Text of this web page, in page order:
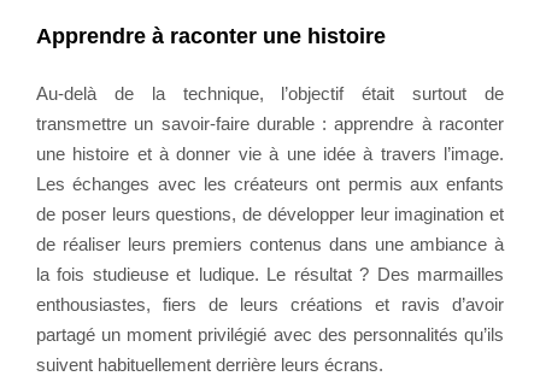
Apprendre à raconter une histoire
Au-delà de la technique, l’objectif était surtout de
transmettre un savoir-faire durable : apprendre à raconter
une histoire et à donner vie à une idée à travers l’image.
Les échanges avec les créateurs ont permis aux enfants
de poser leurs questions, de développer leur imagination et
de réaliser leurs premiers contenus dans une ambiance à
la fois studieuse et ludique. Le résultat ? Des marmailles
enthousiastes, fiers de leurs créations et ravis d’avoir
partagé un moment privilégié avec des personnalités qu’ils
suivent habituellement derrière leurs écrans.